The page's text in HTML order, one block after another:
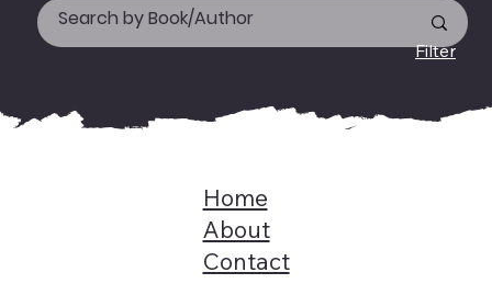
Filter
Home
About
Contact